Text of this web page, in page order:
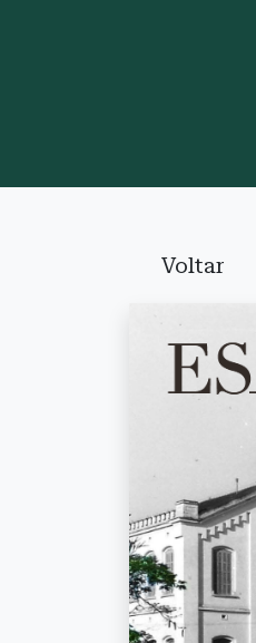
Voltar